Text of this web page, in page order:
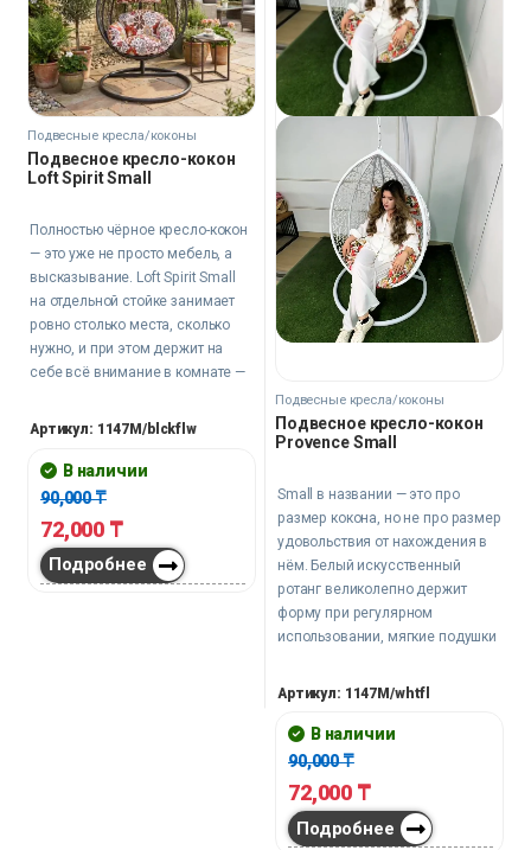
Подвесные кресла/коконы
Подвесное кресло-кокон
Loft Spirit Small
Полностью чёрное кресло-кокон
— это уже не просто мебель, а
высказывание. Loft Spirit Small
на отдельной стойке занимает
ровно столько места, сколько
нужно, и при этом держит на
себе всё внимание в комнате —
принтом выступает
графическим контрастом на
тёмном фоне ротанга. Мягкие
сиденье, покачивание — внутри
так же продуманно, как снаружи.
Артикул: 1147M/blckflw
В наличии
90,000₸
72,000 ₸
Подробнее
Подвесные кресла/коконы
Подвесное кресло-кокон
Provence Small
Small в названии — это про
размер кокона, но не про размер
удовольствия от нахождения в
нём. Белый искусственный
ротанг великолепно держит
форму при регулярном
использовании, мягкие подушки
синтепуха поддерживают спину
и голову, а мягкое покачивание
делает своё дело —
переключает, успокаивает и
Артикул: 1147M/whtfl
В наличии
90,000₸
72,000 ₸
Подробнее